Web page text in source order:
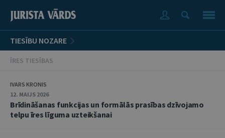
TIESĪBU NOZARE
ĪRES TIESĪBAS
IVARS KRONIS
12. MAIJS 2026
Brīdināšanas funkcijas un formālās prasības dzīvojamo
telpu īres līguma uzteikšanai